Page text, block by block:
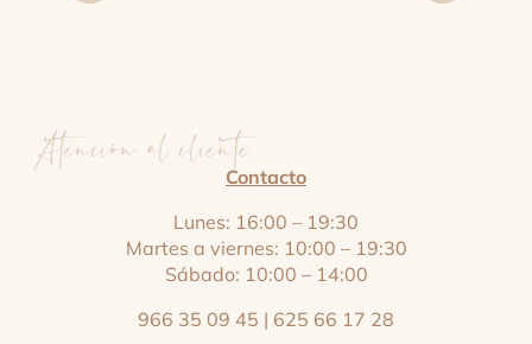
Atención al clienteContacto
Lunes: 16:00 – 19:30
Martes a viernes: 10:00 – 19:30
Sábado: 10:00 – 14:00
966 35 09 45 | 625 66 17 28